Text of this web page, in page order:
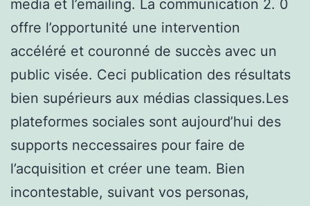
media et l’emailing. La communication 2. 0
offre l’opportunité une intervention
accéléré et couronné de succès avec un
public visée. Ceci publication des résultats
bien supérieurs aux médias classiques.Les
plateformes sociales sont aujourd’hui des
supports neccessaires pour faire de
l’acquisition et créer une team. Bien
incontestable, suivant vos personas,